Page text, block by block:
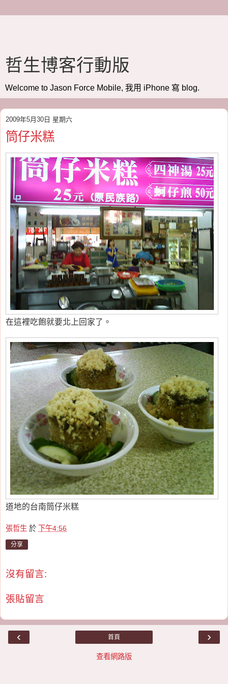
哲生博客行動版
Welcome to Jason Force Mobile, 我用 iPhone 寫 blog.
2009年5月30日 星期六
筒仔米糕
在這裡吃飽就要北上回家了。
道地的台南筒仔米糕
張哲生 於 下午4:56
分享
沒有留言:
張貼留言
‹ ›
首頁
查看網路版